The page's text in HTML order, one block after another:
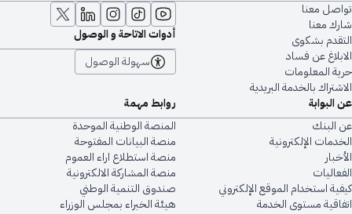
عن البوابة
عن البنك
الخدمات الإلكترونية
الأخبار
الفعاليات
كيفية استخدام الموقع الإلكتروني
اتفاقية مستوى الخدمة
روابط مهمة
المنصة الوطنية الموحدة
منصة البيانات المفتوحة
منصة استطلاع اراء العموم
منصة المشاركة الالكترونية
صندوق التنمية الوطني
هيئة الخبراء بمجلس الوزراء
تواصل معنا
شارك معنا
التقدم بشكوى
الابلاغ عن فساد
حرية المعلومات
الاشتراك بالخدمة البريدية
أدوات الاتاحة و الوصول
سهولة الوصول